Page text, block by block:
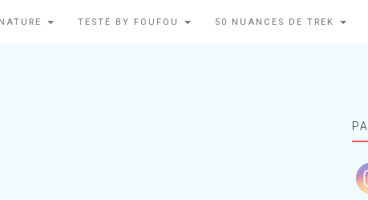
TESTÉ BY FOUFOU 50 NUANCES DE TREK